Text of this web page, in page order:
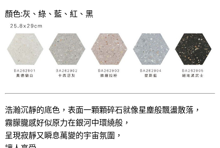
顏色:灰、綠、藍、紅、黑
浩瀚沉靜的底色，表面一顆顆碎石就像星塵般飄盪散落，
霧朦朧感好似原力在銀河中環繞般，
呈現寂靜又瞬息萬變的宇宙氛圍，